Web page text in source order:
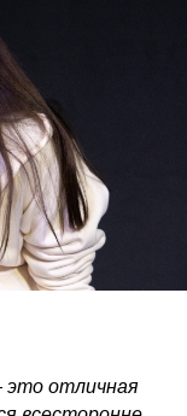
это отличная